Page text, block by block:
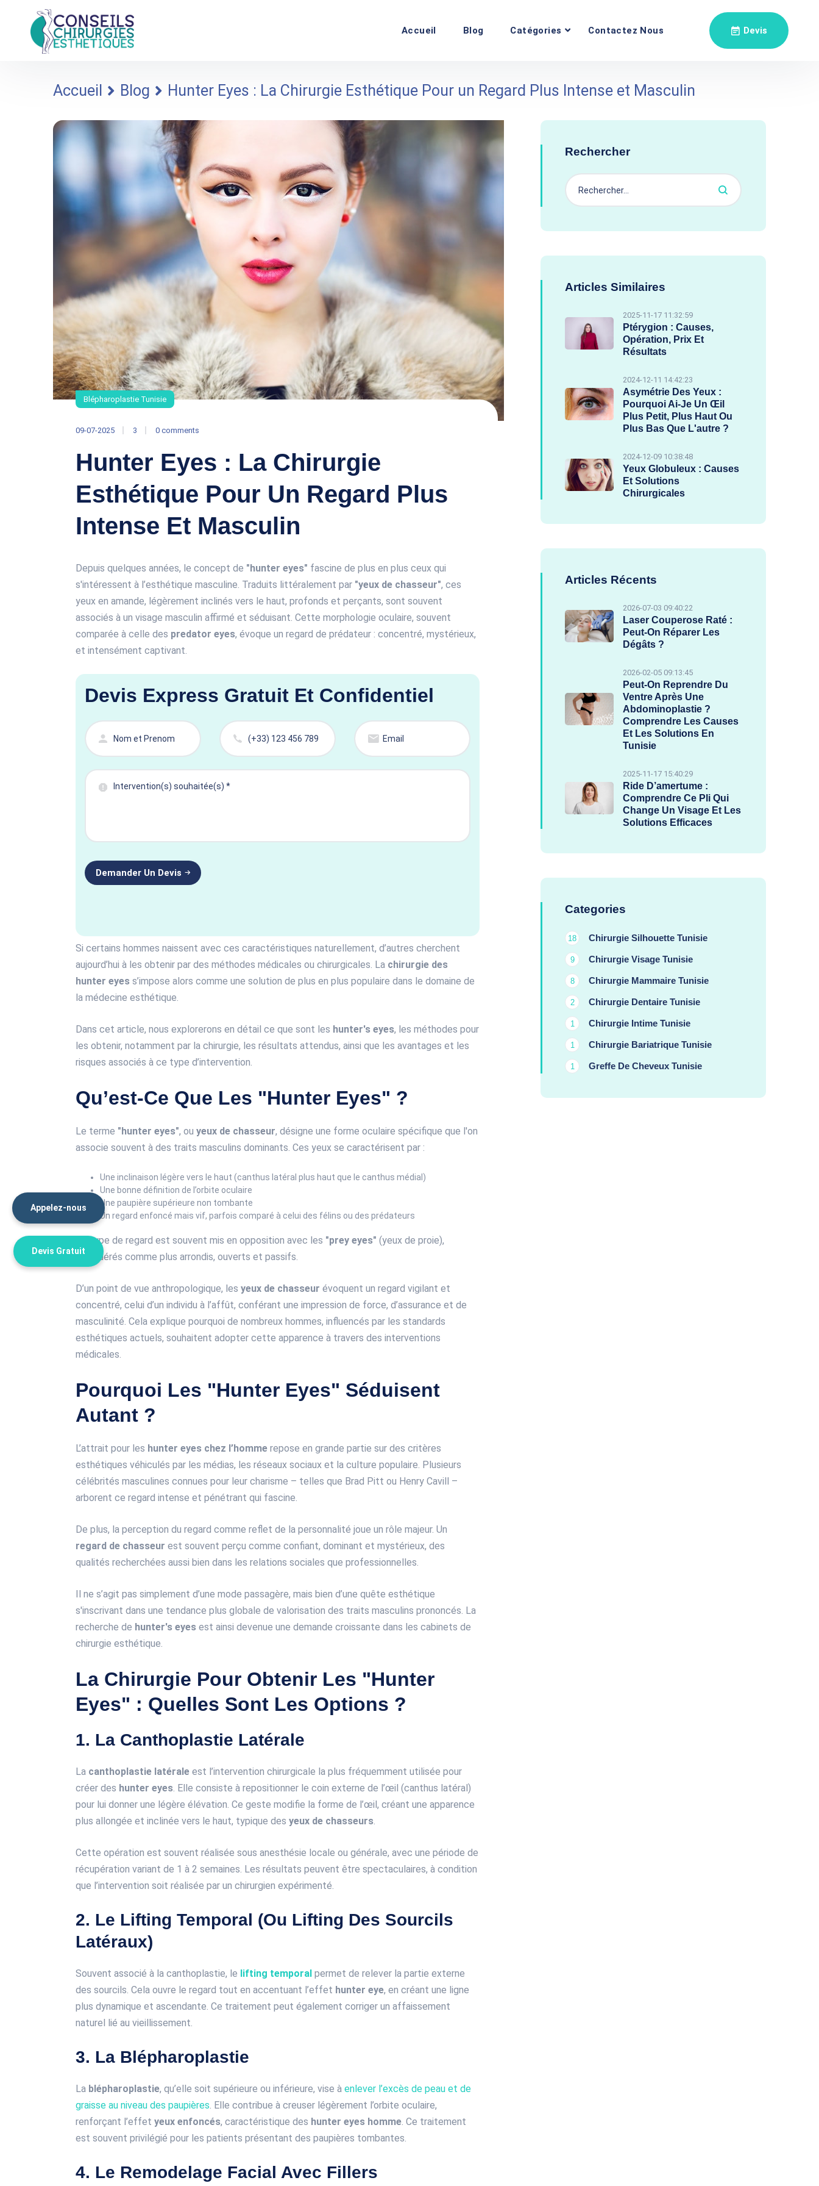
Accueil Blog Catégories Contactez Nous Devis
Appelez-nous
Devis Gratuit
Accueil Blog Hunter Eyes : La Chirurgie Esthétique Pour un Regard Plus Intense et Masculin
Blépharoplastie Tunisie
09-07-2025 3 0 comments
Hunter Eyes : La Chirurgie
Esthétique Pour Un Regard Plus
Intense Et Masculin
Depuis quelques années, le concept de "hunter eyes" fascine de plus en plus ceux qui
s'intéressent à l’esthétique masculine. Traduits littéralement par "yeux de chasseur", ces
yeux en amande, légèrement inclinés vers le haut, profonds et perçants, sont souvent
associés à un visage masculin affirmé et séduisant. Cette morphologie oculaire, souvent
comparée à celle des predator eyes, évoque un regard de prédateur : concentré, mystérieux,
et intensément captivant.
Si certains hommes naissent avec ces caractéristiques naturellement, d’autres cherchent
aujourd’hui à les obtenir par des méthodes médicales ou chirurgicales. La chirurgie des
hunter eyes s’impose alors comme une solution de plus en plus populaire dans le domaine de
la médecine esthétique.
Dans cet article, nous explorerons en détail ce que sont les hunter's eyes, les méthodes pour
les obtenir, notamment par la chirurgie, les résultats attendus, ainsi que les avantages et les
risques associés à ce type d’intervention.
Qu’est-Ce Que Les "Hunter Eyes" ?
Le terme "hunter eyes", ou yeux de chasseur, désigne une forme oculaire spécifique que l'on
associe souvent à des traits masculins dominants. Ces yeux se caractérisent par :
Une inclinaison légère vers le haut (canthus latéral plus haut que le canthus médial)
Une bonne définition de l’orbite oculaire
Une paupière supérieure non tombante
Un regard enfoncé mais vif, parfois comparé à celui des félins ou des prédateurs
Ce type de regard est souvent mis en opposition avec les "prey eyes" (yeux de proie),
considérés comme plus arrondis, ouverts et passifs.
D’un point de vue anthropologique, les yeux de chasseur évoquent un regard vigilant et
concentré, celui d’un individu à l’affût, conférant une impression de force, d’assurance et de
masculinité. Cela explique pourquoi de nombreux hommes, influencés par les standards
esthétiques actuels, souhaitent adopter cette apparence à travers des interventions
médicales.
Pourquoi Les "Hunter Eyes" Séduisent
Autant ?
L’attrait pour les hunter eyes chez l’homme repose en grande partie sur des critères
esthétiques véhiculés par les médias, les réseaux sociaux et la culture populaire. Plusieurs
célébrités masculines connues pour leur charisme – telles que Brad Pitt ou Henry Cavill –
arborent ce regard intense et pénétrant qui fascine.
De plus, la perception du regard comme reflet de la personnalité joue un rôle majeur. Un
regard de chasseur est souvent perçu comme confiant, dominant et mystérieux, des
qualités recherchées aussi bien dans les relations sociales que professionnelles.
Il ne s’agit pas simplement d’une mode passagère, mais bien d’une quête esthétique
s'inscrivant dans une tendance plus globale de valorisation des traits masculins prononcés. La
recherche de hunter's eyes est ainsi devenue une demande croissante dans les cabinets de
chirurgie esthétique.
La Chirurgie Pour Obtenir Les "Hunter
Eyes" : Quelles Sont Les Options ?
1. La Canthoplastie Latérale
La canthoplastie latérale est l’intervention chirurgicale la plus fréquemment utilisée pour
créer des hunter eyes. Elle consiste à repositionner le coin externe de l’œil (canthus latéral)
pour lui donner une légère élévation. Ce geste modifie la forme de l’œil, créant une apparence
plus allongée et inclinée vers le haut, typique des yeux de chasseurs.
Cette opération est souvent réalisée sous anesthésie locale ou générale, avec une période de
récupération variant de 1 à 2 semaines. Les résultats peuvent être spectaculaires, à condition
que l’intervention soit réalisée par un chirurgien expérimenté.
2. Le Lifting Temporal (ou Lifting Des Sourcils
Latéraux)
Souvent associé à la canthoplastie, le lifting temporal permet de relever la partie externe
des sourcils. Cela ouvre le regard tout en accentuant l’effet hunter eye, en créant une ligne
plus dynamique et ascendante. Ce traitement peut également corriger un affaissement
naturel lié au vieillissement.
3. La Blépharoplastie
La blépharoplastie, qu’elle soit supérieure ou inférieure, vise à enlever l’excès de peau et de
graisse au niveau des paupières. Elle contribue à creuser légèrement l’orbite oculaire,
renforçant l’effet yeux enfoncés, caractéristique des hunter eyes homme. Ce traitement
est souvent privilégié pour les patients présentant des paupières tombantes.
4. Le Remodelage Facial Avec Fillers
Rechercher
Articles Similaires
2025-11-17 11:32:59
Ptérygion : Causes,
Opération, Prix Et
Résultats
2024-12-11 14:42:23
Asymétrie Des Yeux :
Pourquoi Ai-Je Un Œil
Plus Petit, Plus Haut Ou
Plus Bas Que L'autre ?
2024-12-09 10:38:48
Yeux Globuleux : Causes
Et Solutions
Chirurgicales
Articles Récents
2026-07-03 09:40:22
Laser Couperose Raté :
Peut-On Réparer Les
Dégâts ?
2026-02-05 09:13:45
Peut-On Reprendre Du
Ventre Après Une
Abdominoplastie ?
Comprendre Les Causes
Et Les Solutions En
Tunisie
2025-11-17 15:40:29
Ride D’amertume :
Comprendre Ce Pli Qui
Change Un Visage Et Les
Solutions Efficaces
Categories
18 Chirurgie Silhouette Tunisie
9 Chirurgie Visage Tunisie
8 Chirurgie Mammaire Tunisie
2 Chirurgie Dentaire Tunisie
1 Chirurgie Intime Tunisie
1 Chirurgie Bariatrique Tunisie
1 Greffe De Cheveux Tunisie